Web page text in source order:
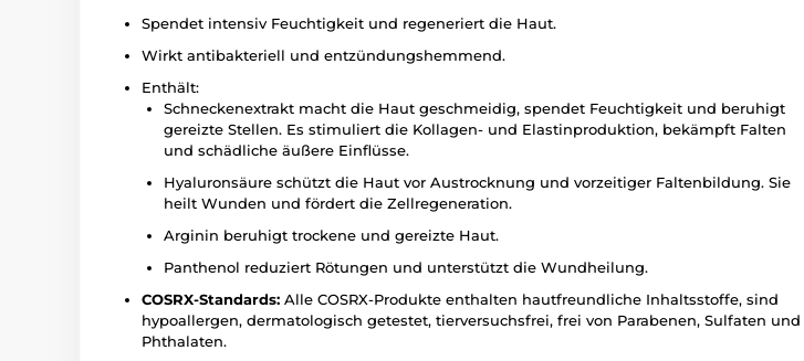
Spendet intensiv Feuchtigkeit und regeneriert die Haut.
Wirkt antibakteriell und entzündungshemmend.
Enthält:
Schneckenextrakt macht die Haut geschmeidig, spendet Feuchtigkeit und beruhigt
gereizte Stellen. Es stimuliert die Kollagen- und Elastinproduktion, bekämpft Falten
und schädliche äußere Einflüsse.
Hyaluronsäure schützt die Haut vor Austrocknung und vorzeitiger Faltenbildung. Sie
heilt Wunden und fördert die Zellregeneration.
Arginin beruhigt trockene und gereizte Haut.
Panthenol reduziert Rötungen und unterstützt die Wundheilung.
COSRX-Standards: Alle COSRX-Produkte enthalten hautfreundliche Inhaltsstoffe, sind
hypoallergen, dermatologisch getestet, tierversuchsfrei, frei von Parabenen, Sulfaten und
Phthalaten.